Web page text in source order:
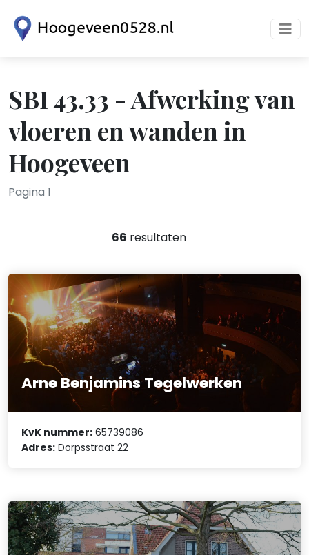
SBI 43.33 - Afwerking van
vloeren en wanden in
Hoogeveen
Pagina 1
66 resultaten
Arne Benjamins Tegelwerken
KvK nummer: 65739086
Adres: Dorpsstraat 22